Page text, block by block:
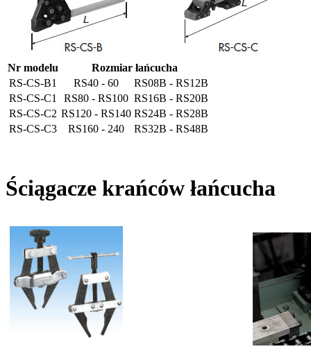
Nr modelu
Rozmiar łańcucha
RS-CS-B1
RS40 - 60
RS08B - RS12B
RS-CS-C1
RS80 - RS100 RS16B - RS20B
RS-CS-C2 RS120 - RS140 RS24B - RS28B
RS-CS-C3
RS160 - 240 RS32B - RS48B
Ściągacze krańców łańcucha